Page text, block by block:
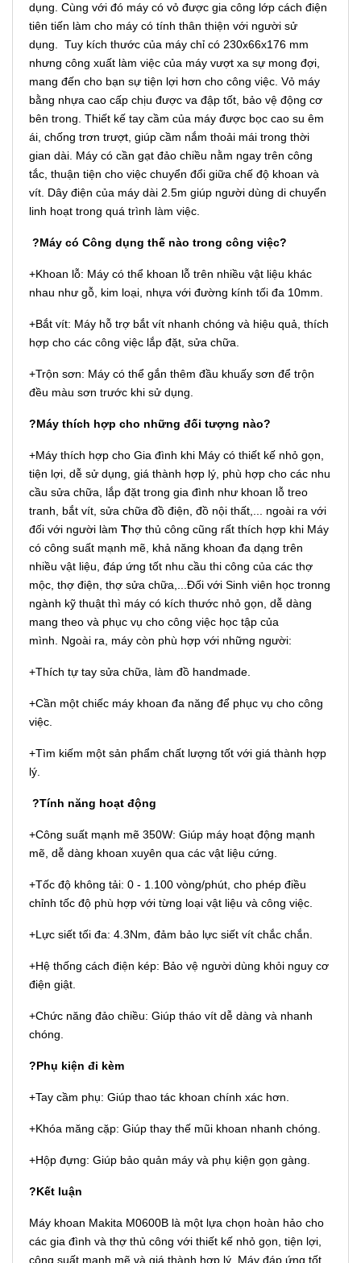
dụng. Cùng với đó máy có vỏ được gia công lớp cách điện
tiên tiến làm cho máy có tính thân thiện với người sử
dụng. Tuy kích thước của máy chỉ có 230x66x176 mm
nhưng công xuất làm việc của máy vượt xa sự mong đợi,
mang đến cho bạn sự tiện lợi hơn cho công việc. Vỏ máy
bằng nhựa cao cấp chịu được va đập tốt, bảo vệ động cơ
bên trong. Thiết kế tay cầm của máy được bọc cao su êm
ái, chống trơn trượt, giúp cầm nắm thoải mái trong thời
gian dài. Máy có cần gạt đảo chiều nằm ngay trên công
tắc, thuận tiện cho việc chuyển đổi giữa chế độ khoan và
vít. Dây điện của máy dài 2.5m giúp người dùng di chuyển
linh hoạt trong quá trình làm việc.
?Máy có Công dụng thế nào trong công việc?
+Khoan lỗ: Máy có thể khoan lỗ trên nhiều vật liệu khác
nhau như gỗ, kim loại, nhựa với đường kính tối đa 10mm.
+Bắt vít: Máy hỗ trợ bắt vít nhanh chóng và hiệu quả, thích
hợp cho các công việc lắp đặt, sửa chữa.
+Trộn sơn: Máy có thể gắn thêm đầu khuấy sơn để trộn
đều màu sơn trước khi sử dụng.
?Máy thích hợp cho những đối tượng nào?
+Máy thích hợp cho Gia đình khi Máy có thiết kế nhỏ gọn,
tiện lợi, dễ sử dụng, giá thành hợp lý, phù hợp cho các nhu
cầu sửa chữa, lắp đặt trong gia đình như khoan lỗ treo
tranh, bắt vít, sửa chữa đồ điện, đồ nội thất,... ngoài ra với
đối với người làm Thợ thủ công cũng rất thích hợp khi Máy
có công suất mạnh mẽ, khả năng khoan đa dạng trên
nhiều vật liệu, đáp ứng tốt nhu cầu thi công của các thợ
mộc, thợ điện, thợ sửa chữa,...Đối với Sinh viên học tronng
ngành kỹ thuật thì máy có kích thước nhỏ gọn, dễ dàng
mang theo và phục vụ cho công việc học tập của
mình. Ngoài ra, máy còn phù hợp với những người:
+Thích tự tay sửa chữa, làm đồ handmade.
+Cần một chiếc máy khoan đa năng để phục vụ cho công
việc.
+Tìm kiếm một sản phẩm chất lượng tốt với giá thành hợp
lý.
?Tính năng hoạt động
+Công suất mạnh mẽ 350W: Giúp máy hoạt động mạnh
mẽ, dễ dàng khoan xuyên qua các vật liệu cứng.
+Tốc độ không tải: 0 - 1.100 vòng/phút, cho phép điều
chỉnh tốc độ phù hợp với từng loại vật liệu và công việc.
+Lực siết tối đa: 4.3Nm, đảm bảo lực siết vít chắc chắn.
+Hệ thống cách điện kép: Bảo vệ người dùng khỏi nguy cơ
điện giật.
+Chức năng đảo chiều: Giúp tháo vít dễ dàng và nhanh
chóng.
?Phụ kiện đi kèm
+Tay cầm phụ: Giúp thao tác khoan chính xác hơn.
+Khóa măng cặp: Giúp thay thế mũi khoan nhanh chóng.
+Hộp đựng: Giúp bảo quản máy và phụ kiện gọn gàng.
?Kết luận
Máy khoan Makita M0600B là một lựa chọn hoàn hảo cho
các gia đình và thợ thủ công với thiết kế nhỏ gọn, tiện lợi,
công suất mạnh mẽ và giá thành hợp lý. Máy đáp ứng tốt